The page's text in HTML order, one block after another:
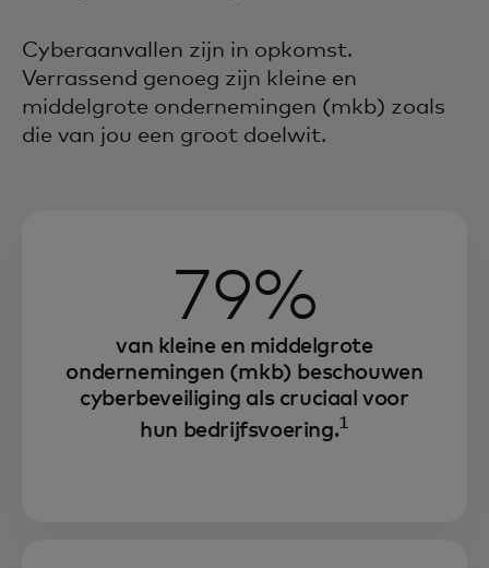
Cyberaanvallen zijn in opkomst.
Verrassend genoeg zijn kleine en
middelgrote ondernemingen (mkb) zoals
die van jou een groot doelwit.
79%
van kleine en middelgrote
ondernemingen (mkb) beschouwen
cyberbeveiliging als cruciaal voor
hun bedrijfsvoering.1